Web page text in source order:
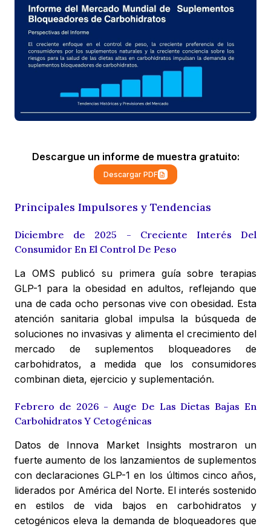
Descargue un informe de muestra gratuito:
Descargar PDF
Principales Impulsores y Tendencias
Diciembre de 2025 - Creciente Interés Del
Consumidor En El Control De Peso
La OMS publicó su primera guía sobre terapias
GLP-1 para la obesidad en adultos, reflejando que
una de cada ocho personas vive con obesidad. Esta
atención sanitaria global impulsa la búsqueda de
soluciones no invasivas y alimenta el crecimiento del
mercado de suplementos bloqueadores de
carbohidratos, a medida que los consumidores
combinan dieta, ejercicio y suplementación.
Febrero de 2026 - Auge De Las Dietas Bajas En
Carbohidratos Y Cetogénicas
Datos de Innova Market Insights mostraron un
fuerte aumento de los lanzamientos de suplementos
con declaraciones GLP-1 en los últimos cinco años,
liderados por América del Norte. El interés sostenido
en estilos de vida bajos en carbohidratos y
cetogénicos eleva la demanda de bloqueadores que